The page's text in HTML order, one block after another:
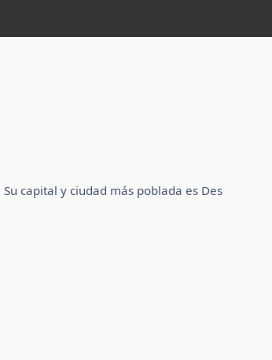
capital y ciudad más poblada es Des